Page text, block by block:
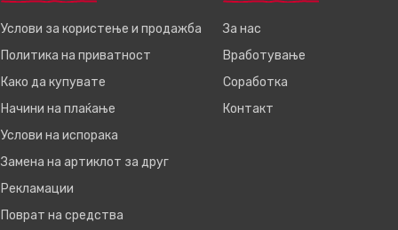
Услови за користење и продажба
Политика на приватност
Како да купувате
Начини на плаќање
Услови на испорака
Замена на артиклот за друг
Рекламации
Поврат на средства
За нас
Вработување
Соработка
Контакт